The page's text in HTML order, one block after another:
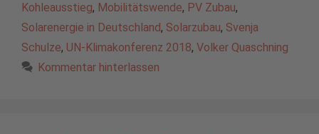
Kohleausstieg, Mobilitätswende, PV Zubau,
Solarenergie in Deutschland, Solarzubau, Svenja
Schulze, UN-Klimakonferenz 2018, Volker Quaschning
Kommentar hinterlassen